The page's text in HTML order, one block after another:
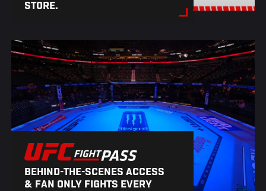
STORE.
BEHIND-THE-SCENES ACCESS
& FAN ONLY FIGHTS EVERY